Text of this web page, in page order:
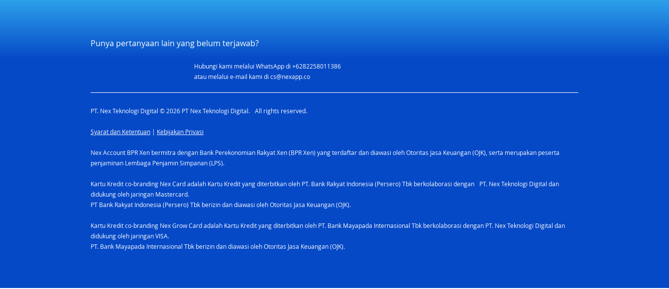
Punya pertanyaan lain yang belum terjawab?
Hubungi kami melalui WhatsApp di +6282258011386
atau melalui e-mail kami di cs@nexapp.co
PT. Nex Teknologi Digital © 2026 PT Nex Teknologi Digital. All rights reserved.
Syarat dan Ketentuan | Kebijakan Privasi
Nex Account BPR Xen bermitra dengan Bank Perekonomian Rakyat Xen (BPR Xen) yang terdaftar dan diawasi oleh Otoritas Jasa Keuangan (OJK), serta merupakan peserta
penjaminan Lembaga Penjamin Simpanan (LPS).
Kartu Kredit co-branding Nex Card adalah Kartu Kredit yang diterbitkan oleh PT. Bank Rakyat Indonesia (Persero) Tbk berkolaborasi dengan PT. Nex Teknologi Digital dan
didukung oleh jaringan Mastercard.
PT Bank Rakyat Indonesia (Persero) Tbk berizin dan diawasi oleh Otoritas Jasa Keuangan (OJK).
Kartu Kredit co-branding Nex Grow Card adalah Kartu Kredit yang diterbitkan oleh PT. Bank Mayapada Internasional Tbk berkolaborasi dengan PT. Nex Teknologi Digital dan
didukung oleh jaringan VISA.
PT. Bank Mayapada Internasional Tbk berizin dan diawasi oleh Otoritas Jasa Keuangan (OJK).